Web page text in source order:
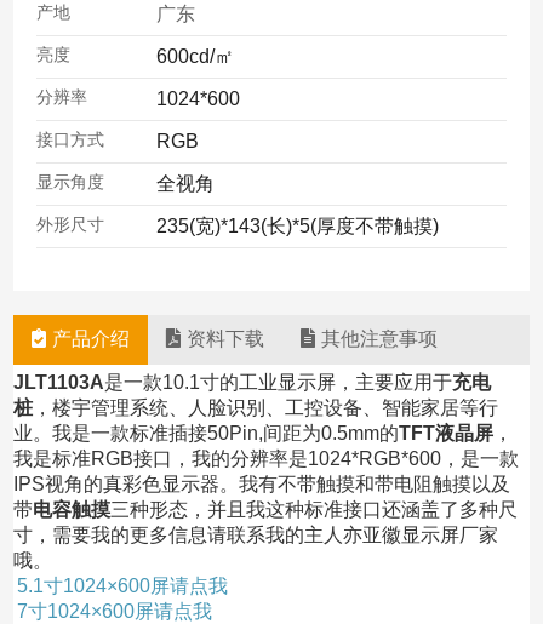
产地 广东
亮度 600cd/㎡
分辨率 1024*600
接口方式 RGB
显示角度 全视角
外形尺寸 235(宽)*143(长)*5(厚度不带触摸)
产品介绍 资料下载 其他注意事项
JLT1103A是一款10.1寸的工业显示屏，主要应用于充电
桩，楼宇管理系统、人脸识别、工控设备、智能家居等行
业。我是一款标准插接50Pin,间距为0.5mm的TFT液晶屏 ，
我是标准RGB接口，我的分辨率是1024*RGB*600，是一款
IPS视角的真彩色显示器。我有不带触摸和带电阻触摸以及
带电容触摸三种形态，并且我这种标准接口还涵盖了多种尺
寸，需要我的更多信息请联系我的主人亦亚徽显示屏厂家
哦。
5.1寸1024×600屏请点我
7寸1024×600屏请点我